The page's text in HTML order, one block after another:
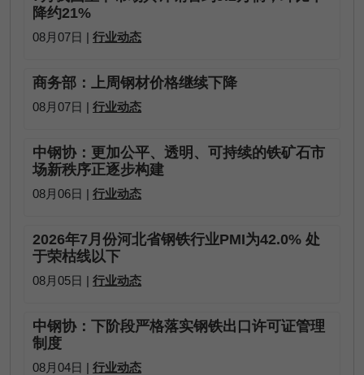
降约21%
08月07日 | 行业动态
商务部：上周钢材价格继续下降
08月07日 | 行业动态
中钢协：更加公平、透明、可持续的铁矿石市
场新秩序正逐步构建
08月06日 | 行业动态
2026年7月份河北省钢铁行业PMI为42.0% 处
于荣枯线以下
08月05日 | 行业动态
中钢协：下阶段严格落实钢铁出口许可证管理
制度
08月04日 | 行业动态